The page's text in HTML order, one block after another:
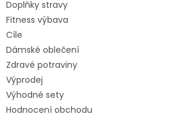
Doplňky stravy
Fitness výbava
Cíle
Dámské oblečení
Zdravé potraviny
Výprodej
Výhodné sety
Hodnocení obchodu